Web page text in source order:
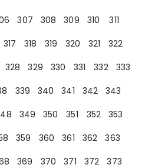
307 308 309 310
311
317 318 319 320 321
322
328 329 330 331 332
333
339 340 341 342
343
349 350 351 352
353
359 360 361 362
363
369 370 371 372
373